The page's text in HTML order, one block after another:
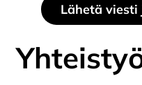
Lähetä